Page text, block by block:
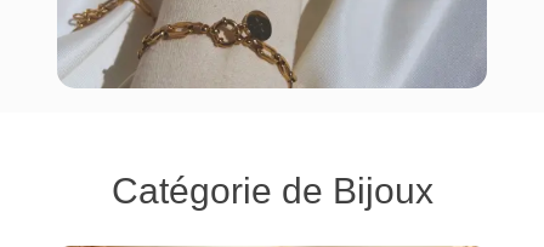
Catégorie de Bijoux